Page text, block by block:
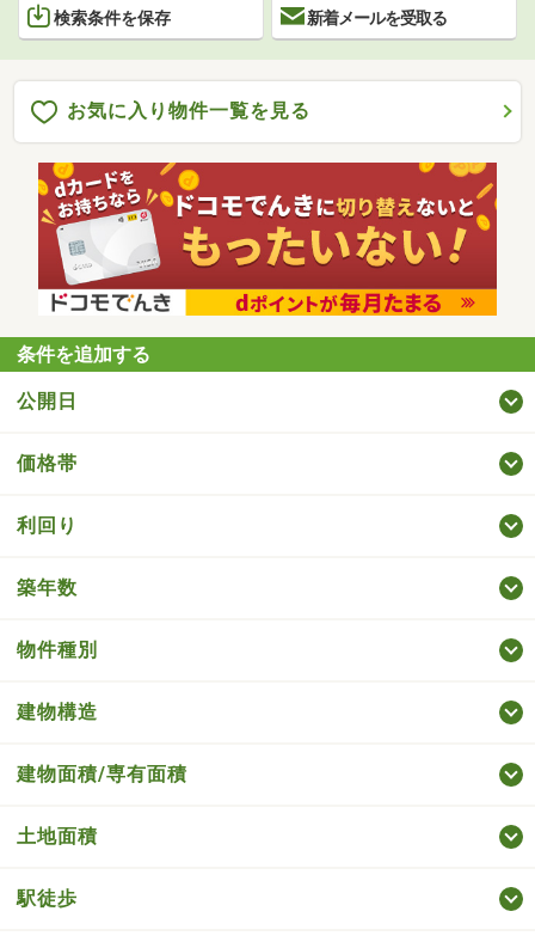
検索条件を保存 新着メールを受取る
お気に入り物件一覧を見る
条件を追加する
公開日
価格帯
利回り
築年数
物件種別
建物構造
建物面積/専有面積
土地面積
駅徒歩